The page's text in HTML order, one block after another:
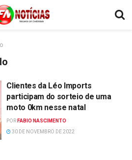
Clientes da Léo Imports
participam do sorteio de uma
moto 0km nesse natal
POR FABIO NASCIMENTO
30 DE NOVEMBRO DE 2022